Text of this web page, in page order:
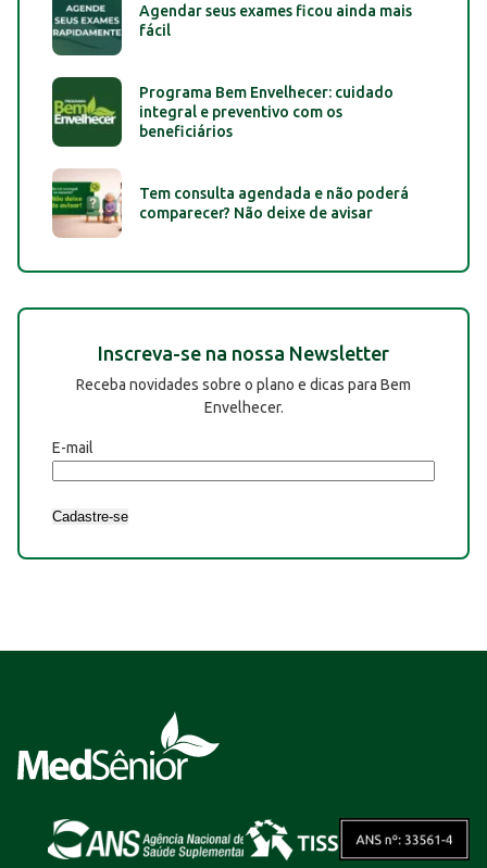
Agendar seus exames ficou ainda mais
fácil
Programa Bem Envelhecer: cuidado
integral e preventivo com os
beneficiários
Tem consulta agendada e não poderá
comparecer? Não deixe de avisar
Inscreva-se na nossa Newsletter
Receba novidades sobre o plano e dicas para Bem
Envelhecer.
E-mail
Cadastre-se